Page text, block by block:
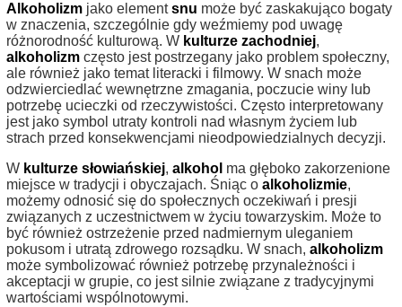
Alkoholizm jako elementsnu może być zaskakująco bogaty
w znaczenia, szczególnie gdy weźmiemy pod uwagę
różnorodność kulturową. W kulturze zachodniej,
alkoholizm często jest postrzegany jako problem społeczny,
ale również jako temat literacki i filmowy. W snach może
odzwierciedlać wewnętrzne zmagania, poczucie winy lub
potrzebę ucieczki od rzeczywistości. Często interpretowany
jest jako symbol utraty kontroli nad własnym życiem lub
strach przed konsekwencjami nieodpowiedzialnych decyzji.
W kulturze słowiańskiej, alkohol ma głęboko zakorzenione
miejsce w tradycji i obyczajach. Śniąc o alkoholizmie,
możemy odnosić się do społecznych oczekiwań i presji
związanych z uczestnictwem w życiu towarzyskim. Może to
być również ostrzeżenie przed nadmiernym uleganiem
pokusom i utratą zdrowego rozsądku. W snach, alkoholizm
może symbolizować również potrzebę przynależności i
akceptacji w grupie, co jest silnie związane z tradycyjnymi
wartościami wspólnotowymi.